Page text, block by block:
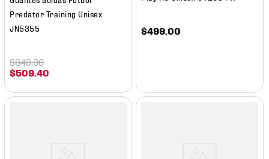
Predator Training Unisex
JN5355
$509 .40
$849.00
$499 .00